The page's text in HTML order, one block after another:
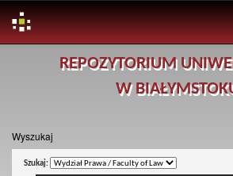
REPOZYTORIUM
W
Wyszukaj
Szukaj: